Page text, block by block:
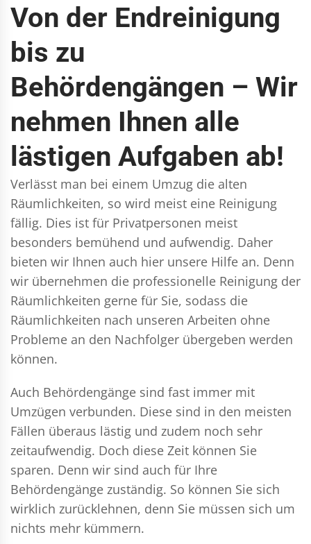
Von der Endreinigung
bis zu
Behördengängen – Wir
nehmen Ihnen alle
lästigen Aufgaben ab!
Verlässt man bei einem Umzug die alten
Räumlichkeiten, so wird meist eine Reinigung
fällig. Dies ist für Privatpersonen meist
besonders bemühend und aufwendig. Daher
bieten wir Ihnen auch hier unsere Hilfe an. Denn
wir übernehmen die professionelle Reinigung der
Räumlichkeiten gerne für Sie, sodass die
Räumlichkeiten nach unseren Arbeiten ohne
Probleme an den Nachfolger übergeben werden
können.
Auch Behördengänge sind fast immer mit
Umzügen verbunden. Diese sind in den meisten
Fällen überaus lästig und zudem noch sehr
zeitaufwendig. Doch diese Zeit können Sie
sparen. Denn wir sind auch für Ihre
Behördengänge zuständig. So können Sie sich
wirklich zurücklehnen, denn Sie müssen sich um
nichts mehr kümmern.